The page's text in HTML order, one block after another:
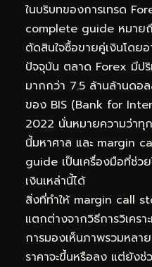
ในบริบทของการเทรด
complete guide หมายถึ
ตัดสินใจซื้อขายคู่เงินโดย
ปัจจุบัน ตลาด Forex มีป
มากกว่า 7.5 ล้านล้านดอ
ของ BIS (Bank for
2022 นั่นหมายความว่าทุ
นี้มหาศาล และ margin
guide เป็นเครื่องมือที่ช่ว
เงินเหล่านี้ได้
สิ่งที่ทำให้ margin call
แตกต่างจากวิธีการวิเคร
การมองเห็นภาพรวมหลา
ราคาจะขึ้นหรือลง แต่ยังช่